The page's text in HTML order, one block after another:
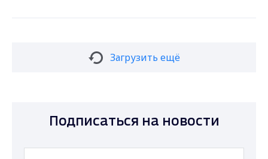
Загрузить ещё
Подписаться на новости